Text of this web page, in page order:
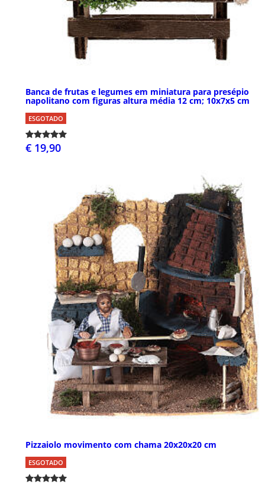
Banca de frutas e legumes em miniatura para presépio
napolitano com figuras altura média 12 cm; 10x7x5 cm
ESGOTADO
€ 19,90
Pizzaiolo movimento com chama 20x20x20 cm
ESGOTADO